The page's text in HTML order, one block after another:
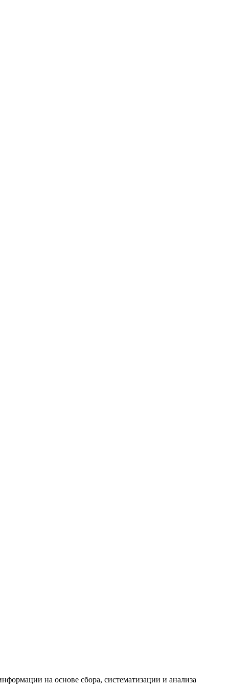
на основе сбора, систематизации и анализа